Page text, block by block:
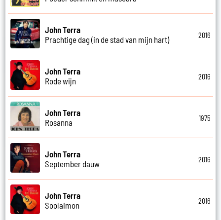
John Terra
Prachtige dag (in de stad van mijn hart)
2016
John Terra
Rode wijn
2016
John Terra
Rosanna
1975
John Terra
September dauw
2016
John Terra
Soolaimon
2016